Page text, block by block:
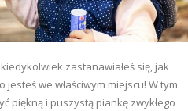
kiedykolwiek zastanawiałeś się, jak
jesteś we właściwym miejscu! W tym
piękną i puszystą piankę zwykłego